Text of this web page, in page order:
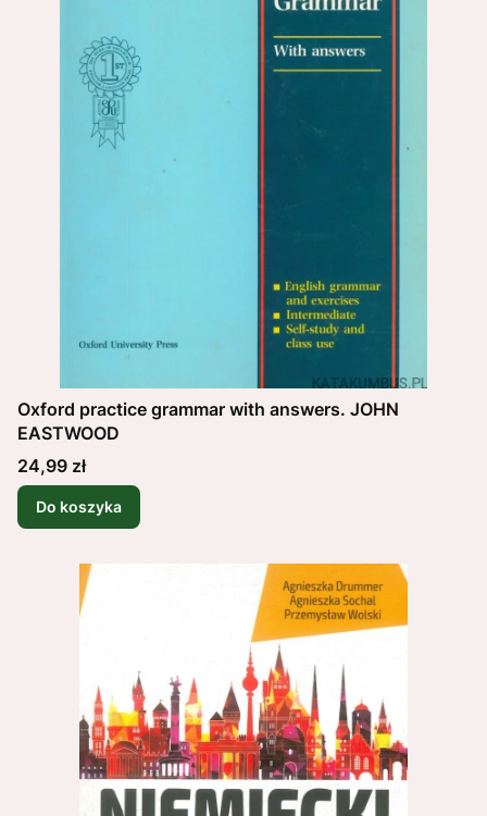
Oxford practice grammar with answers. JOHN
EASTWOOD
Cena
24,99 zł
Do koszyka